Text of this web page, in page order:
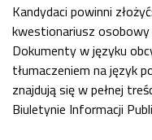
Kandydaci powinni
kwestionariusz
Dokumenty w języku
tłumaczeniem na język
znajdują się w pełnej
Biuletynie Informacji